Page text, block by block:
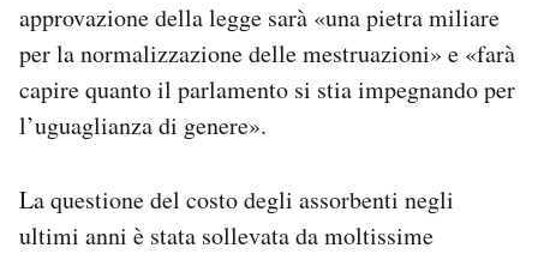
approvazione della legge sarà «una pietra miliare
per la normalizzazione delle mestruazioni» e «farà
capire quanto il parlamento si stia impegnando per
l’uguaglianza di genere».
La questione del costo degli assorbenti negli
ultimi anni è stata sollevata da moltissime